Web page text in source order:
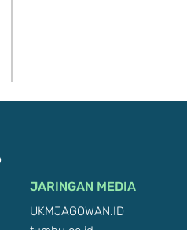
JARINGAN MEDIA
UKMJAGOWAN.ID